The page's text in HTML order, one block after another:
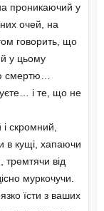
проникаючий у
очей, на
говорить, що
у цьому
смертю…
і те, що не
скромний,
в кущі, хапаючи
від
муркочучи.
їсти з ваших